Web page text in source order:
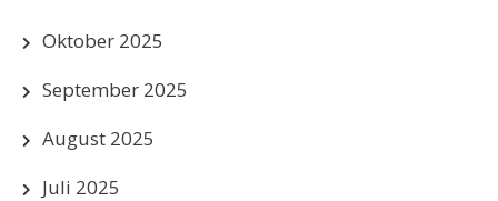
Oktober 2025
September 2025
August 2025
Juli 2025